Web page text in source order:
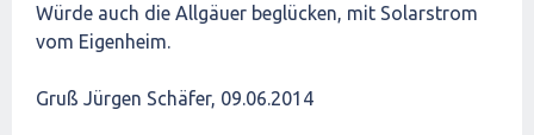
Würde auch die Allgäuer beglücken, mit Solarstrom
vom Eigenheim.
Gruß Jürgen Schäfer, 09.06.2014